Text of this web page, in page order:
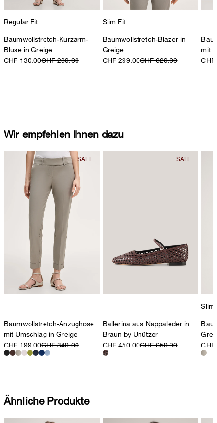
Regular Fit
Baumwollstretch-Kurzarm-
Bluse in Greige
CHF 130.00CHF 269.00
Slim Fit
Baumwollstretch-Blazer in
Greige
CHF 299.00CHF 629.00
mit
Wir empfehlen Ihnen dazu
Baumwollstretch-Anzughose
mit Umschlag in Greige
CHF 199.00CHF 349.00
Ballerina aus Nappaleder in
Braun by Unützer
CHF 450.00CHF 659.90
Slim
Ähnliche Produkte